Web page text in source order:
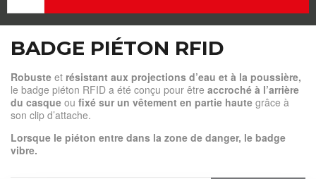
BADGE PIÉTON RFID
Robuste et résistant aux projections d’eau et à la poussière,
le badge piéton RFID a été conçu pour être accroché à l’arrière
du casque ou fixé sur un vêtement en partie haute grâce à
son clip d’attache.
Lorsque le piéton entre dans la zone de danger, le badge
vibre.